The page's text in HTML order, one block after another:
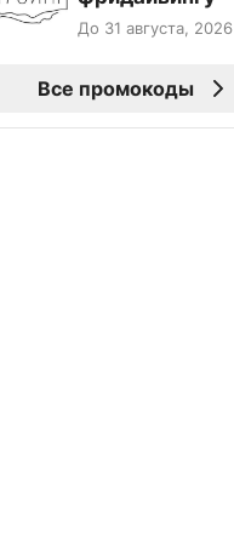
До 31 августа, 2026
Все промокоды